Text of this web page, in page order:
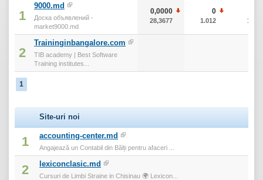
1
9000.md
Доска объявлений -
market9000.md
0,0000
28,3677
0
1.012 10
2
Traininginbangalore.com
TIB academy | Best Software
Training institutes...
1
Site-uri noi
1 accounting-center.md
Angajează un Contabil din Bălți pentru afaceri ...
2 lexiconclasic.md
Cursuri de Limbi Straine in Chisinau 🌍 Lexicon...